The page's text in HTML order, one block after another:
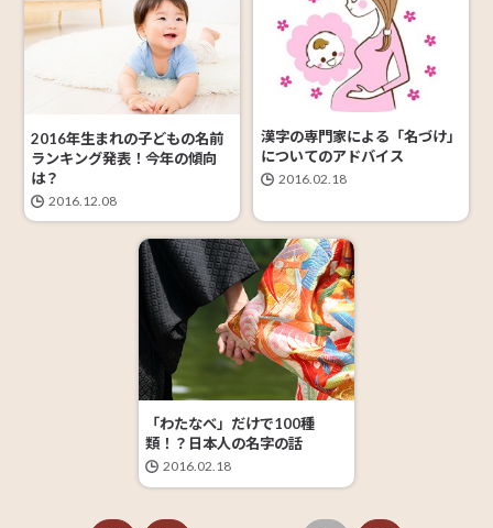
2016年生まれの子どもの名前
ランキング発表！今年の傾向
は？
2016.12.08
漢字の専門家による「名づけ」
についてのアドバイス
2016.02.18
「わたなべ」だけで100種
類！？日本人の名字の話
2016.02.18